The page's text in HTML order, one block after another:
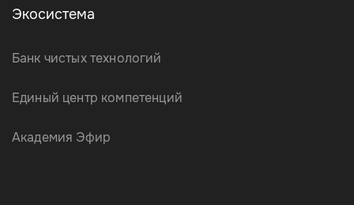
Экосистема
Банк чистых технологий
Единый центр компетенций
Академия Эфир